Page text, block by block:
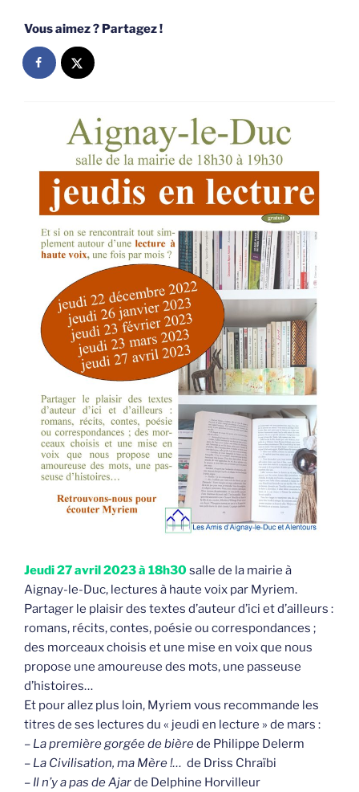
Vous aimez ? Partagez !
Jeudi 27 avril 2023 à 18h30salle de la mairie à
Aignay-le-Duc, lectures à haute voix par Myriem.
Partager le plaisir des textes d’auteur d’ici et d’ailleurs :
romans, récits, contes, poésie ou correspondances ;
des morceaux choisis et une mise en voix que nous
propose une amoureuse des mots, une passeuse
d’histoires…
Et pour allez plus loin, Myriem vous recommande les
titres de ses lectures du « jeudi en lecture » de mars :
– La première gorgée de bièrede Philippe Delerm
– La Civilisation, ma Mère !… de Driss Chraïbi
– Il n’y a pas de Ajarde Delphine Horvilleur